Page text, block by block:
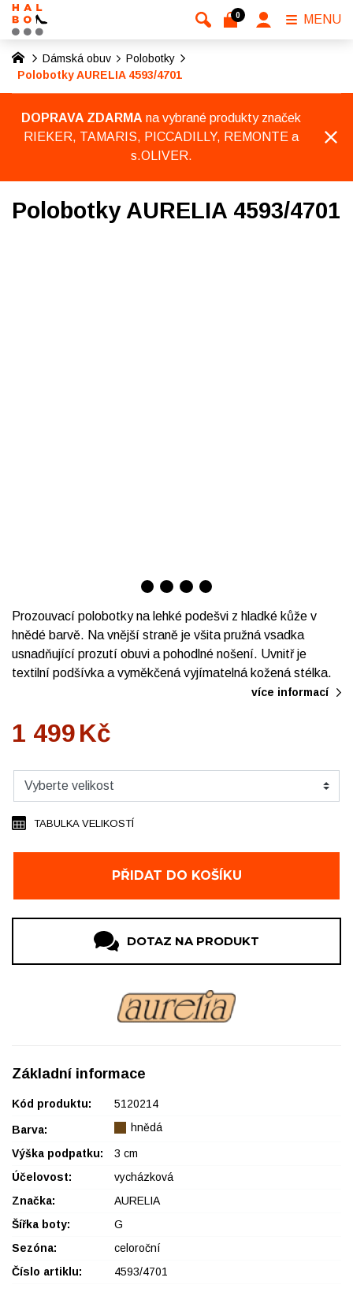
Dámská obuv
Polobotky
Polobotky AURELIA 4593/4701
DOPRAVA ZDARMA na vybrané produkty značek
RIEKER, TAMARIS, PICCADILLY, REMONTE a
s.OLIVER.
Polobotky AURELIA 4593/4701
Prozouvací polobotky na lehké podešvi z hladké kůže v
hnědé barvě. Na vnější straně je všita pružná vsadka
usnadňující prozutí obuvi a pohodlné nošení. Uvnitř je
textilní podšívka a vyměkčená vyjímatelná kožená stélka.
více informací
1 499Kč
PŘIDAT DO KOŠÍKU
TABULKA VELIKOSTÍ
DOTAZ NA PRODUKT
Základní informace
Kód produktu: 5120214
Barva: hnědá
Výška podpatku:
3 cm
Účelovost:
vycházková
Značka:
AURELIA
Šířka boty:
G
Sezóna:
celoroční
Číslo artiklu:
4593/4701
0 MENU